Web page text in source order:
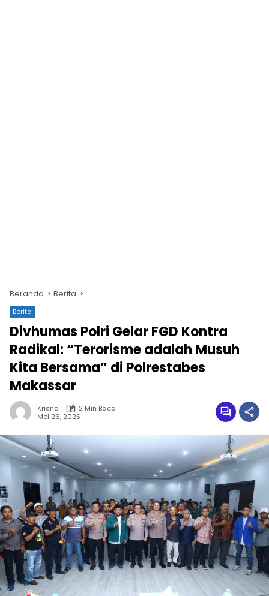
Beranda Berita
Berita
Divhumas Polri Gelar FGD Kontra
Radikal: “Terorisme adalah Musuh
Kita Bersama” di Polrestabes
Makassar
Krisna
2 Min Baca
Mei 26, 2025